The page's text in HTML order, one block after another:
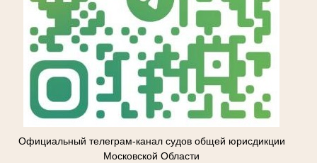
Официальный телеграм-канал судов общей юрисдикции
Московской Области